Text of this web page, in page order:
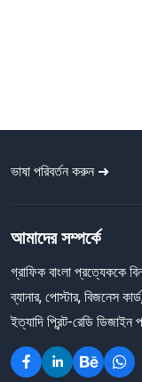
ভাষা পরিবর্তন করুন ➜
আমাদের সম্পর্কে
গ্রাফিক বাংলা প্রত্যেককে
ব্যানার, পোস্টার, বিজনেস
ইত্যাদি প্রিন্ট-রেডি ডিজাইন